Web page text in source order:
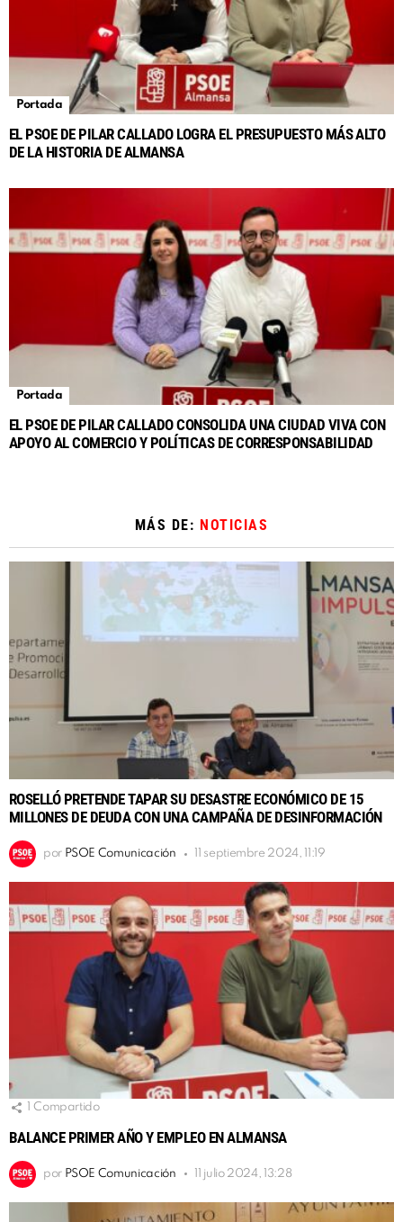
Portada
EL PSOE DE PILAR CALLADO LOGRA EL PRESUPUESTO MÁS ALTO
DE LA HISTORIA DE ALMANSA
Portada
EL PSOE DE PILAR CALLADO CONSOLIDA UNA CIUDAD VIVA CON
APOYO AL COMERCIO Y POLÍTICAS DE CORRESPONSABILIDAD
MÁS DE: NOTICIAS
ROSELLÓ PRETENDE TAPAR SU DESASTRE ECONÓMICO DE 15
MILLONES DE DEUDA CON UNA CAMPAÑA DE DESINFORMACIÓN
por PSOE Comunicación 11 septiembre 2024, 11:19
Compartido
BALANCE PRIMER AÑO Y EMPLEO EN ALMANSA
por PSOE Comunicación 11 julio 2024, 13:28